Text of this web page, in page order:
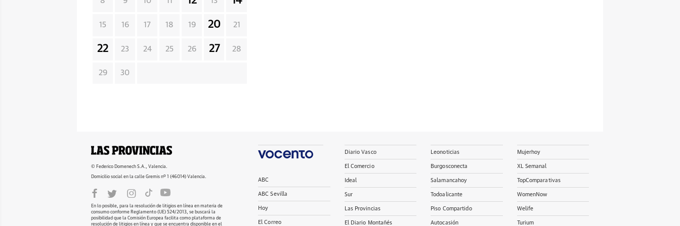
15 16 17 18 19 20 21
22 23 24 25 26 27 28
29 30
© Federico Domenech S.A., Valencia.
Domicilio social en la calle Gremis nº 1 (46014) Valencia.
En lo posible, para la resolución de litigios en línea en materia de
consumo conforme Reglamento (UE) 524/2013, se buscará la
posibilidad que la Comisión Europea facilita como plataforma de
resolución de litigios en línea y que se encuentra disponible en el
ABC
ABC Sevilla
Hoy
El Correo
Diario Vasco
El Comercio
Ideal
Sur
Las Provincias
El Diario Montañés
Leonoticias
Burgosconecta
Salamancahoy
Todoalicante
Piso Compartido
Autocasión
Mujerhoy
XL Semanal
TopComparativas
WomenNow
Welife
Turium